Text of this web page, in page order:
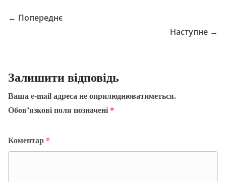
← Попереднє
Наступне →
Залишити відповідь
Ваша e-mail адреса не оприлюднюватиметься.
Обов’язкові поля позначені *
Коментар *